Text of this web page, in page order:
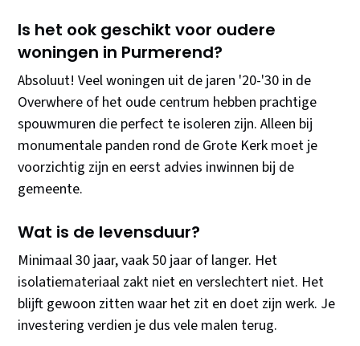
Is het ook geschikt voor oudere
woningen in Purmerend?
Absoluut! Veel woningen uit de jaren '20-'30 in de
Overwhere of het oude centrum hebben prachtige
spouwmuren die perfect te isoleren zijn. Alleen bij
monumentale panden rond de Grote Kerk moet je
voorzichtig zijn en eerst advies inwinnen bij de
gemeente.
Wat is de levensduur?
Minimaal 30 jaar, vaak 50 jaar of langer. Het
isolatiemateriaal zakt niet en verslechtert niet. Het
blijft gewoon zitten waar het zit en doet zijn werk. Je
investering verdien je dus vele malen terug.